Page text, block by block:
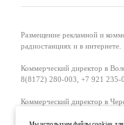
Размещение рекламной и
радиостанциях и в интернете.
Коммерческий директор в
8(8172) 280-003, +7 921 235-
Коммерческий директор в